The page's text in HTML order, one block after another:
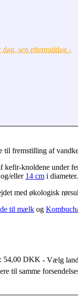
sen eftermiddag -
til fremstilling af
kefir-knoldene under
og/eller 14 cm i diameter.
med økologisk
til mælk og
54,00 DKK - Vælg
til samme